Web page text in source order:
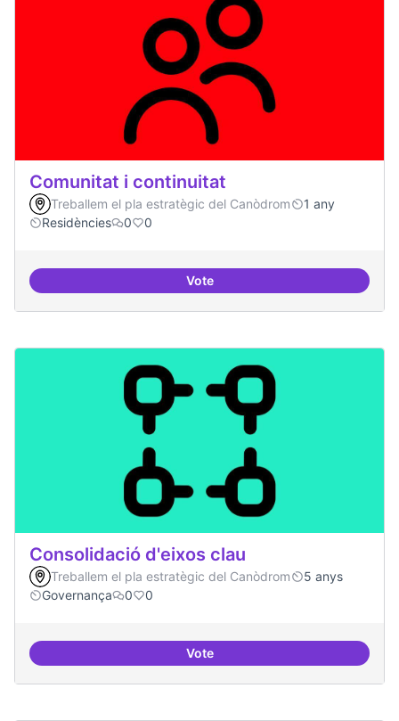
Comunitat i continuitat
Treballem el pla estratègic del Canòdrom
1 any
Residències
0 0
VoteComunitat i continuitat
Consolidació d'eixos clau
Treballem el pla estratègic del Canòdrom
5 anys
Governança
0 0
VoteConsolidació d'eixos clau